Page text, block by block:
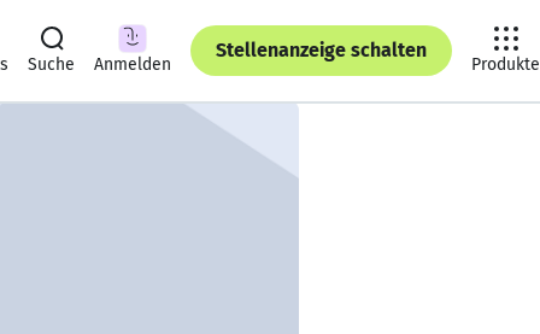
Suche Anmelden
Stellenanzeige schalten
Produkte